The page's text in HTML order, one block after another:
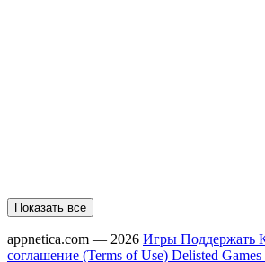
Показать все
appnetica.com — 2026 Игры Поддержать
соглашение (Terms of Use) Delisted Games